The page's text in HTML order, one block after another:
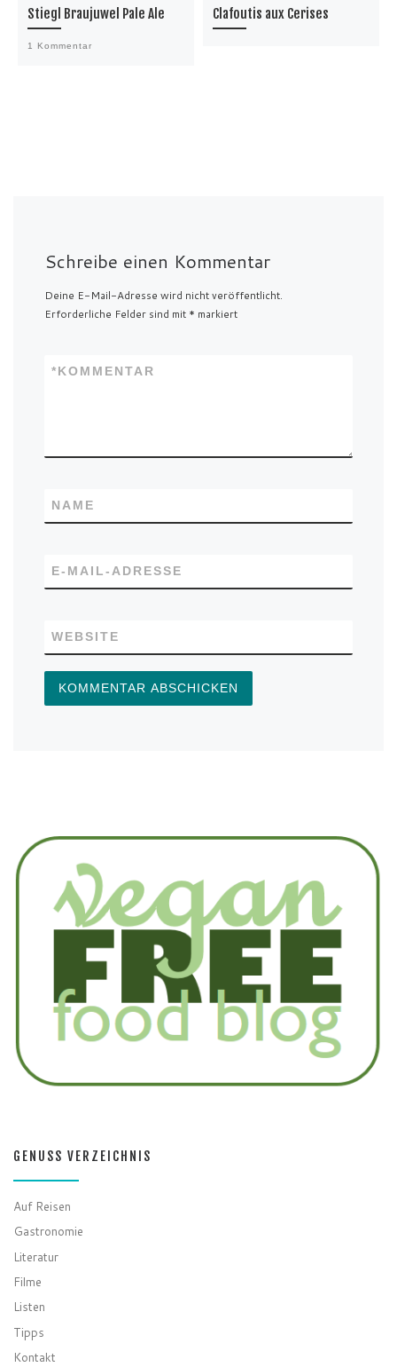
Stiegl Braujuwel Pale Ale
1 Kommentar
Clafoutis aux Cerises
Schreibe einen Kommentar
Deine E-Mail-Adresse wird nicht veröffentlicht.
Erforderliche Felder sind mit * markiert
KOMMENTAR
*
NAME
E-MAIL-ADRESSE
WEBSITE
GENUSS VERZEICHNIS
Auf Reisen
Gastronomie
Literatur
Filme
Listen
Tipps
Kontakt